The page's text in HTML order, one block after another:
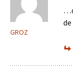
GROZ